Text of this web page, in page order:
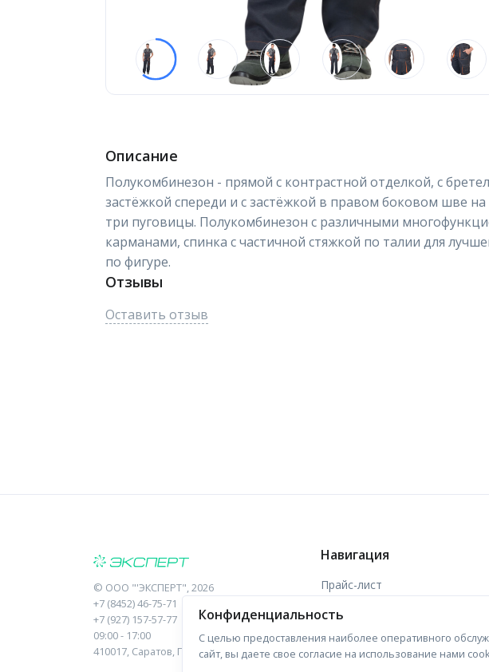
Описание
Полукомбинезон - прямой с контрастной отделкой, с
застёжкой спереди и с застёжкой в правом боковом шве
три пуговицы. Полукомбинезон с различными
карманами, спинка с частичной стяжкой по талии для
по фигуре.
Отзывы
Оставить отзыв
© ООО "'ЭКСПЕРТ", 2026
+7 (8452) 46-75-71
+7 (927) 157-57-77
09:00 - 17:00
410017, Саратов, Пугачева, 10 к1, оф.23
Навигация
Прайс-лист
Отзывы
Форма связи
Конфиденциальность
С целью предоставления наиболее оперативного
сайт, вы даете свое согласие на использование нами